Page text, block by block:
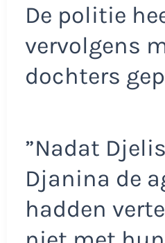
De politie
vervolgens
dochters
”Nadat
Djanina de
hadden